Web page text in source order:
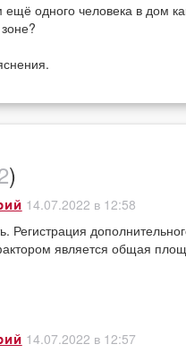
одного человека в дом
)
14.07.2022 в 12:58
Регистрация
является общая
14.07.2022 в 12:57